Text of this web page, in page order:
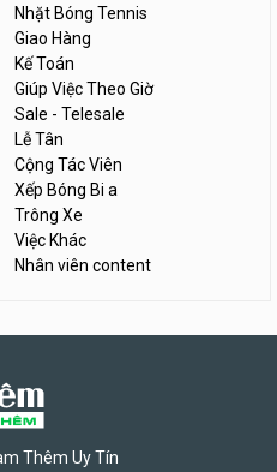
Nhặt Bóng Tennis
Giao Hàng
Kế Toán
Giúp Việc Theo Giờ
Sale - Telesale
Lễ Tân
Cộng Tác Viên
Xếp Bóng Bi a
Trông Xe
Việc Khác
Nhân viên content
Thêm Uy Tín